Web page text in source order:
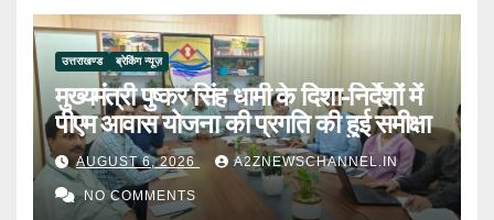
उत्तराखण्ड ब्रेकिंग न्यूज़
मुख्यमंत्री पुष्कर सिंह धामी के दिशा-निर्देशों में
पीएम आवास योजना की प्रगति की हुई समीक्षा
AUGUST 6, 2026 A2ZNEWSCHANNEL.IN
NO COMMENTS